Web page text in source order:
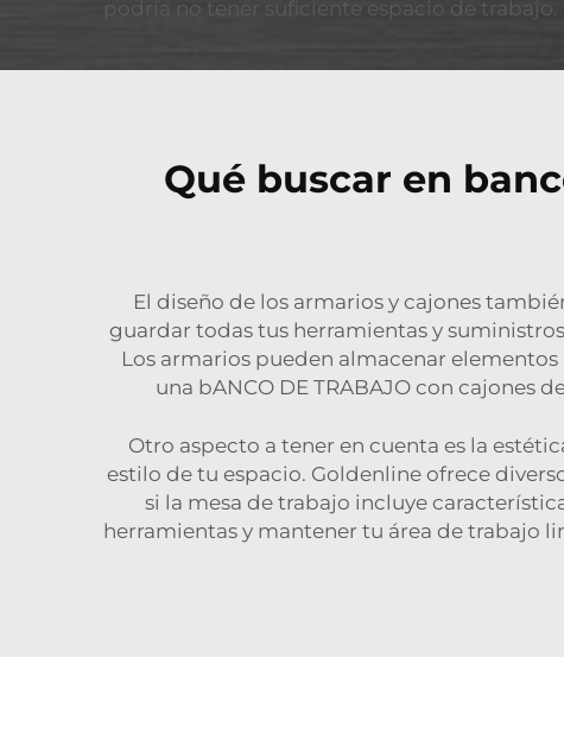
podría no tener suficiente espacio de trabajo.
Qué buscar en
El diseño de los armarios y cajones
guardar todas tus herramientas y
Los armarios pueden almacenar
una bANCO DE TRABAJO con cajones
Otro aspecto a tener en cuenta es la
estilo de tu espacio. Goldenline ofrece
si la mesa de trabajo incluye
herramientas y mantener tu área de trabajo